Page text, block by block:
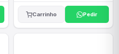
Carrinho Pedir